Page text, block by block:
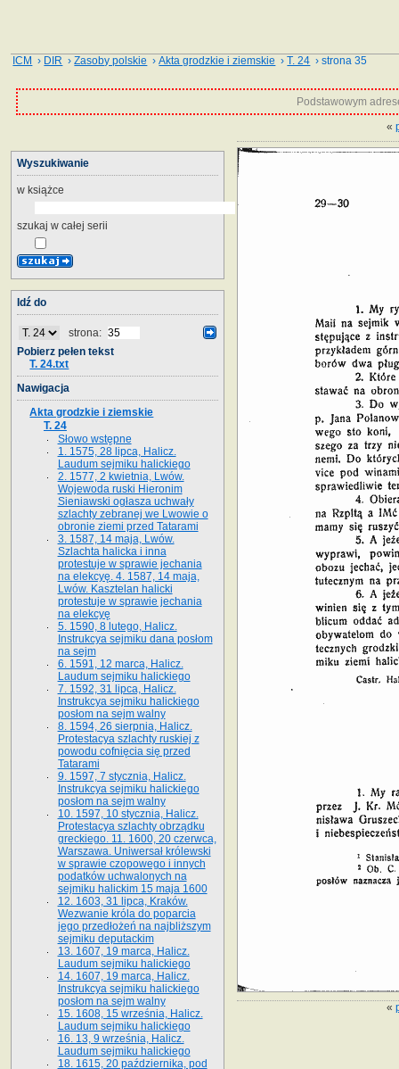
ICM › DIR ›Zasoby polskie ›Akta grodzkie i ziemskie ›T. 24 › strona 35
Podstawowym
«
«
Wyszukiwanie
w książce
szukaj w całej serii
Idź do
strona:
Pobierz pełen tekst
T. 24.txt
Nawigacja
Akta grodzkie i ziemskie
T. 24
Słowo wstępne
1. 1575, 28 lipca, Halicz.
Laudum sejmiku halickiego
2. 1577, 2 kwietnia, Lwów.
Wojewoda ruski Hieronim
Sieniawski ogłasza uchwały
szlachty zebranej we Lwowie o
obronie ziemi przed Tatarami
3. 1587, 14 maja, Lwów.
Szlachta halicka i inna
protestuje w sprawie jechania
na elekcyę. 4. 1587, 14 maja,
Lwów. Kasztelan halicki
protestuje w sprawie jechania
na elekcyę
5. 1590, 8 lutego, Halicz.
Instrukcya sejmiku dana posłom
na sejm
6. 1591, 12 marca, Halicz.
Laudum sejmiku halickiego
7. 1592, 31 lipca, Halicz.
Instrukcya sejmiku halickiego
posłom na sejm walny
8. 1594, 26 sierpnia, Halicz.
Protestacya szlachty ruskiej z
powodu cofnięcia się przed
Tatarami
9. 1597, 7 stycznia, Halicz.
Instrukcya sejmiku halickiego
posłom na sejm walny
10. 1597, 10 stycznia, Halicz.
Protestacya szlachty obrządku
greckiego. 11. 1600, 20 czerwca,
Warszawa. Uniwersał królewski
w sprawie czopowego i innych
podatków uchwalonych na
sejmiku halickim 15 maja 1600
12. 1603, 31 lipca, Kraków.
Wezwanie króla do poparcia
jego przedłożeń na najbliższym
sejmiku deputackim
13. 1607, 19 marca, Halicz.
Laudum sejmiku halickiego
14. 1607, 19 marca, Halicz.
Instrukcya sejmiku halickiego
posłom na sejm walny
15. 1608, 15 września, Halicz.
Laudum sejmiku halickiego
16. 13, 9 września, Halicz.
Laudum sejmiku halickiego
18. 1615, 20 października, pod